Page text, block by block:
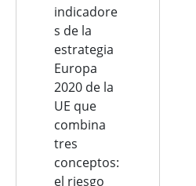
indicadore
s de la
estrategia
Europa
2020 de la
UE que
combina
tres
conceptos:
el riesgo